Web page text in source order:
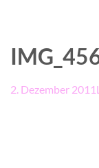
2. Dezember 2011